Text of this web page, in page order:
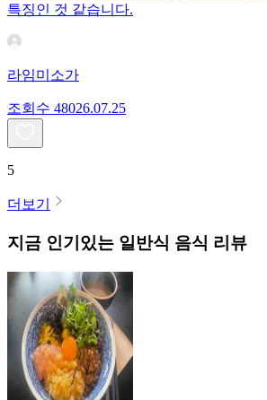
특징인 것 같습니다.
라임미소가
조회수 48026.07.25
5
더보기
지금 인기있는 일반식 음식 리뷰